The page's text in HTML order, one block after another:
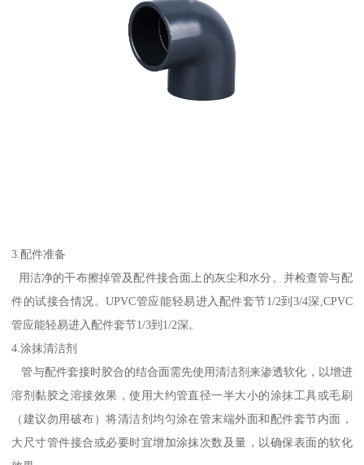
3.配件准备
用洁净的干布擦掉管及配件接合面上的灰尘和水分。并检查管与配
件的试接合情况。UPVC管应能轻易进入配件套节1/2到3/4深,CPVC
管应能轻易进入配件套节1/3到1/2深。
4.涂抹清洁剂
管与配件套接时胶合的结合面需先使用清洁剂来渗透软化，以增进
溶剂黏胶之溶接效果，使用大约管直径一半大小的涂抹工具或毛刷
（建议勿用破布）将清洁剂均匀涂在管末端外面和配件套节内面，
大尺寸管件接合或必要时宜增加涂抹次数及量，以确保表面的软化